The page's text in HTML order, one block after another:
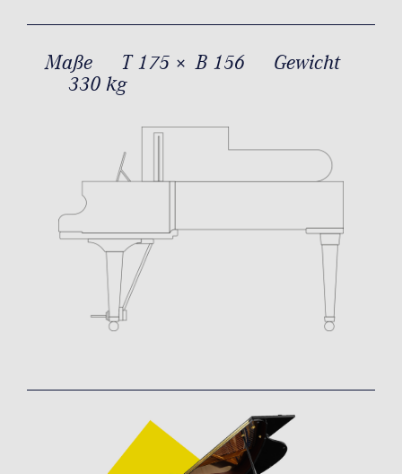
Maße T 175 × B 156
Gewicht
330 kg